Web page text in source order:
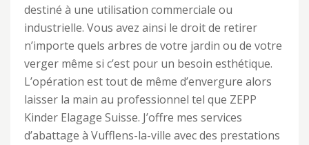
destiné à une utilisation commerciale ou
industrielle. Vous avez ainsi le droit de retirer
n’importe quels arbres de votre jardin ou de votre
verger même si c’est pour un besoin esthétique.
L’opération est tout de même d’envergure alors
laisser la main au professionnel tel que ZEPP
Kinder Elagage Suisse. J’offre mes services
d’abattage à Vufflens-la-ville avec des prestations